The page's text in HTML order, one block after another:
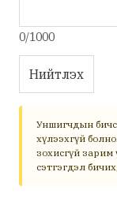
0/1000
Нийтлэх
Уншигчдын
хүлээхгүй
зохисгүй зарим
сэтгэгдэл